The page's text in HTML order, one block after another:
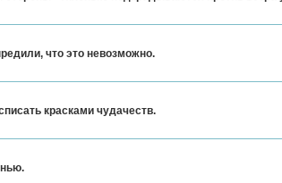
что это невозможно.
красками чудачеств.